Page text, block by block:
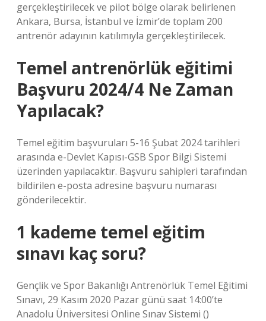
gerçekleştirilecek ve pilot bölge olarak belirlenen
Ankara, Bursa, İstanbul ve İzmir’de toplam 200
antrenör adayının katılımıyla gerçekleştirilecek.
Temel antrenörlük eğitimi
Başvuru 2024/4 Ne Zaman
Yapılacak?
Temel eğitim başvuruları 5-16 Şubat 2024 tarihleri ​​
arasında e-Devlet Kapısı-GSB Spor Bilgi Sistemi
üzerinden yapılacaktır. Başvuru sahipleri tarafından
bildirilen e-posta adresine başvuru numarası
gönderilecektir.
1 kademe temel eğitim
sınavı kaç soru?
Gençlik ve Spor Bakanlığı Antrenörlük Temel Eğitimi
Sınavı, 29 Kasım 2020 Pazar günü saat 14:00’te
Anadolu Üniversitesi Online Sınav Sistemi ()